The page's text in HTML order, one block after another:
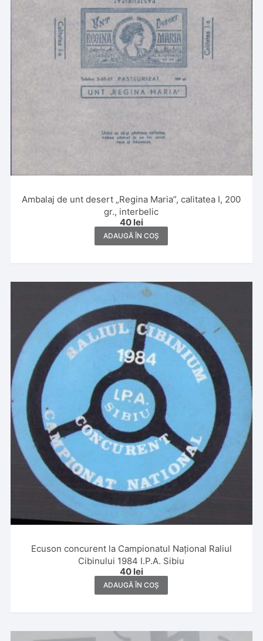
Ambalaj de unt desert „Regina Maria”, calitatea I, 200
gr., interbelic
40 lei
ADAUGĂ ÎN COȘ
Ecuson concurent la Campionatul Național Raliul
Cibinului 1984 I.P.A. Sibiu
40 lei
ADAUGĂ ÎN COȘ